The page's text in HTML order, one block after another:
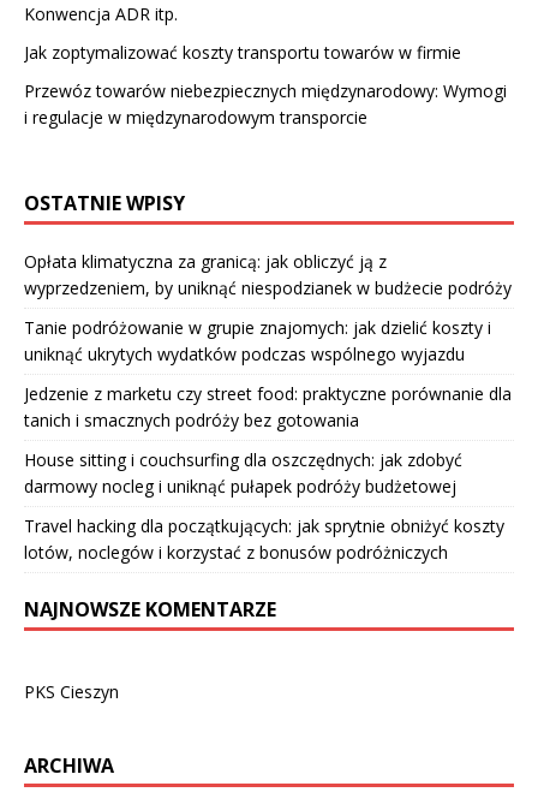
Konwencja ADR itp.
Jak zoptymalizować koszty transportu towarów w firmie
Przewóz towarów niebezpiecznych międzynarodowy: Wymogi
i regulacje w międzynarodowym transporcie
OSTATNIE WPISY
Opłata klimatyczna za granicą: jak obliczyć ją z
wyprzedzeniem, by uniknąć niespodzianek w budżecie podróży
Tanie podróżowanie w grupie znajomych: jak dzielić koszty i
uniknąć ukrytych wydatków podczas wspólnego wyjazdu
Jedzenie z marketu czy street food: praktyczne porównanie dla
tanich i smacznych podróży bez gotowania
House sitting i couchsurfing dla oszczędnych: jak zdobyć
darmowy nocleg i uniknąć pułapek podróży budżetowej
Travel hacking dla początkujących: jak sprytnie obniżyć koszty
lotów, noclegów i korzystać z bonusów podróżniczych
NAJNOWSZE KOMENTARZE
PKS Cieszyn
ARCHIWA